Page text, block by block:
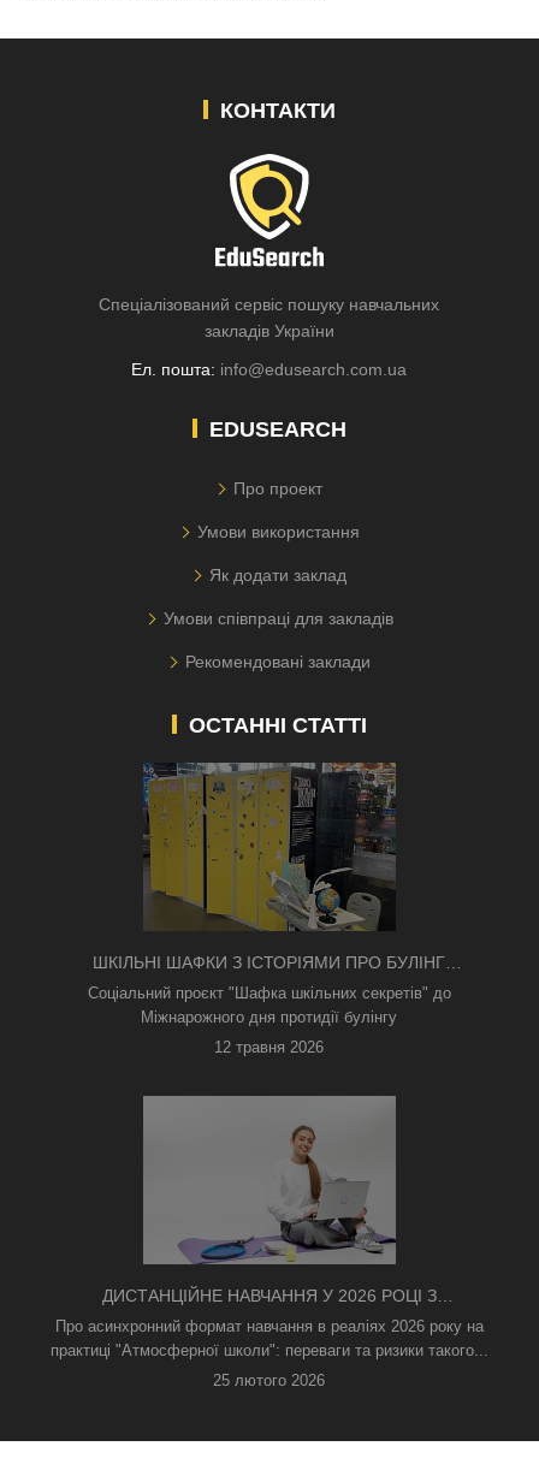
КОНТАКТИ
Спеціалізований сервіс пошуку навчальних
закладів України
Ел. пошта: info@edusearch.com.ua
EDUSEARCH
Про проект
Умови використання
Як додати заклад
Умови співпраці для закладів
Рекомендовані заклади
ОСТАННІ СТАТТІ
ШКІЛЬНІ ШАФКИ З ІСТОРІЯМИ ПРО БУЛІНГ
З'ЯВИЛИСЯ В КИЄВІ
Соціальний проєкт "Шафка шкільних секретів" до
Міжнарожного дня протидії булінгу
12 травня 2026
ДИСТАНЦІЙНЕ НАВЧАННЯ У 2026 РОЦІ З
ТРИВОГАМИ ТА БЕЗ СВІТЛА: ЯК АСИНХРОННИЙ
ФОРМАТ РЯТУЄ ОСВІТНІЙ ПРОЦЕС
Про асинхронний формат навчання в реаліях 2026 року на
практиці "Атмосферної школи": переваги та ризики такого...
25 лютого 2026